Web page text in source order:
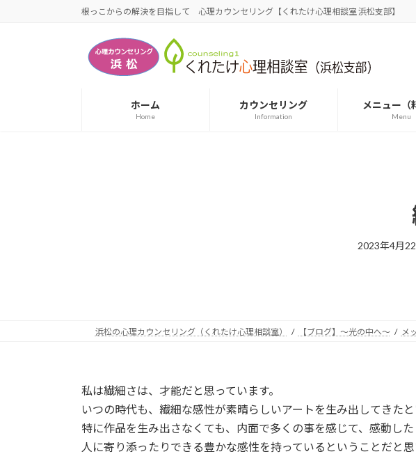
根っこからの解決を目指して 心理カウンセリング【くれたけ心理相談室 浜松支部】
ホーム
Home
カウンセリング
Information
メニュー（
Menu
2023年4月
浜松の心理カウンセリング（くれたけ心理相談室） 【ブログ】～光の中へ～ メ
私は繊細さは、才能だと思っています。
いつの時代も、繊細な感性が素晴らしいアートを生み出してきたと
特に作品を生み出さなくても、内面で多くの事を感じて、感動した
人に寄り添ったりできる豊かな感性を持っているということだと思